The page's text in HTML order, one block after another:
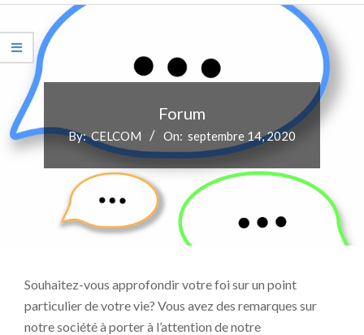
Navigation
Menu
Forum
By: CELCOM On: septembre 14, 2020
Souhaitez-vous approfondir votre foi sur un point
particulier de votre vie? Vous avez des remarques sur
notre société à porter à l’attention de notre